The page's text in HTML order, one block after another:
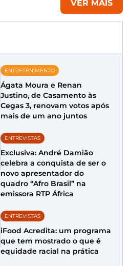
VER MAIS
ENTRETENIMENTO
Ágata Moura e Renan
Justino, de Casamento às
Cegas 3, renovam votos após
mais de um ano juntos
ENTREVISTAS
Exclusiva: André Damião
celebra a conquista de ser o
novo apresentador do
quadro “Afro Brasil” na
emissora RTP África
ENTREVISTAS
iFood Acredita: um programa
que tem mostrado o que é
equidade racial na prática